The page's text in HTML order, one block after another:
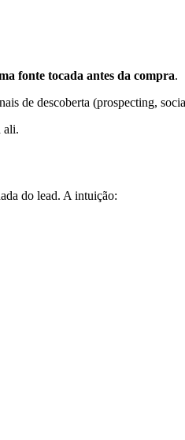
fonte tocada antes da compra.
de descoberta (prospecting,
ali.
do lead. A intuição: